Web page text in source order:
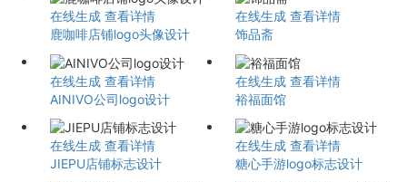
在线生成 查看详情
鹿咖啡店铺logo头像设计
在线生成 查看详情
饰品斋
在线生成 查看详情
AINIVO公司logo设计
在线生成 查看详情
裕福面馆
在线生成 查看详情
JIEPU店铺标志设计
在线生成 查看详情
糖心手游logo标志设计